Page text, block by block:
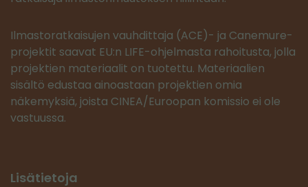
Ilmastoratkaisujen vauhdittaja (ACE)- ja Canemure-
projektit saavat EU:n LIFE-ohjelmasta rahoitusta, jolla
projektien materiaalit on tuotettu. Materiaalien
sisältö edustaa ainoastaan projektien omia
näkemyksiä, joista CINEA/Euroopan komissio ei ole
vastuussa.
Lisätietoja